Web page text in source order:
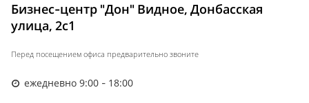
Бизнес-центр "Дон" Видное, Донбасская
улица, 2с1
Перед посещением офиса предварительно звоните
ежедневно 9:00 - 18:00